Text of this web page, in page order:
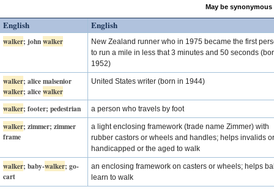
May be
English English
walker; johnwalker
New Zealand runner who in 1975 became the first
to run a mile in less that 3 minutes and 50 seconds
1952)
walker; alice malsenior
walker; alicewalker
United States writer (born in 1944)
walker; footer; pedestrian a person who travels by foot
walker; zimmer; zimmer
frame
a light enclosing framework (trade name Zimmer) with
rubber castors or wheels and handles; helps invalids
handicapped or the aged to walk
walker; baby-walker; go-
cart
an enclosing framework on casters or wheels; helps
learn to walk